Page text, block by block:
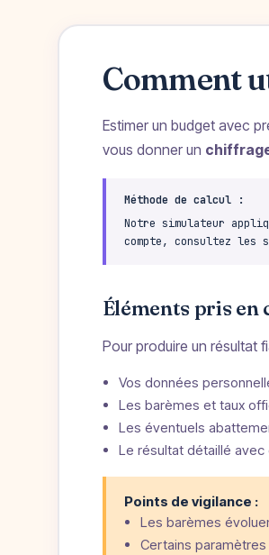
Comment
Estimer un budget avec
vous donner un
Méthode de calcul :
Notre simulateur
compte, consultez
Éléments pris en
Pour produire un résultat
Vos données
Les barèmes et taux
Les éventuels
Le résultat détaillé
Points de vigilance :
Les barèmes
Certains